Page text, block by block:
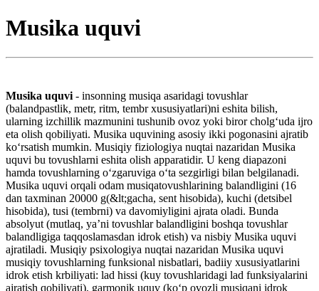
Musika uquvi
Musika uquvi - insonning musiqa asaridagi tovushlar
(balandpastlik, metr, ritm, tembr xususiyatlari)ni eshita bilish,
ularning izchillik mazmunini tushunib ovoz yoki biror cholgʻuda ijro
eta olish qobiliyati. Musika uquvining asosiy ikki pogonasini ajratib
koʻrsatish mumkin. Musiqiy fiziologiya nuqtai nazaridan Musika
uquvi bu tovushlarni eshita olish apparatidir. U keng diapazoni
hamda tovushlarning oʻzgaruviga oʻta sezgirligi bilan belgilanadi.
Musika uquvi orqali odam musiqatovushlarining balandligini (16
dan taxminan 20000 g(&lt;gacha, sent hisobida), kuchi (detsibel
hisobida), tusi (tembrni) va davomiyligini ajrata oladi. Bunda
absolyut (mutlaq, yaʼni tovushlar balandligini boshqa tovushlar
balandligiga taqqoslamasdan idrok etish) va nisbiy Musika uquvi
ajratiladi. Musiqiy psixologiya nuqtai nazaridan Musika uquvi
musiqiy tovushlarning funksional nisbatlari, badiiy xususiyatlarini
idrok etish krbiliyati: lad hissi (kuy tovushlaridagi lad funksiyalarini
ajratish qobiliyati), garmonik uquv (koʻp ovozli musiqani idrok